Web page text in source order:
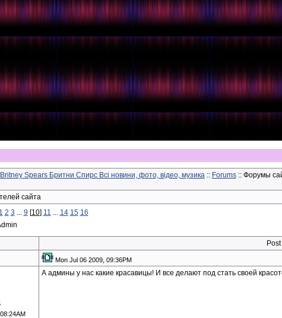
Spears Бритни Спирс Всі новини, фото, відео, музика:: Forums:: Форумы
сайта
1 2 3 ... 9 [10] 11 ... 14 15 16
Post
Mon Jul 06 2009, 09:36PM
А админы у нас какие красавицы! И все делают под стать своей